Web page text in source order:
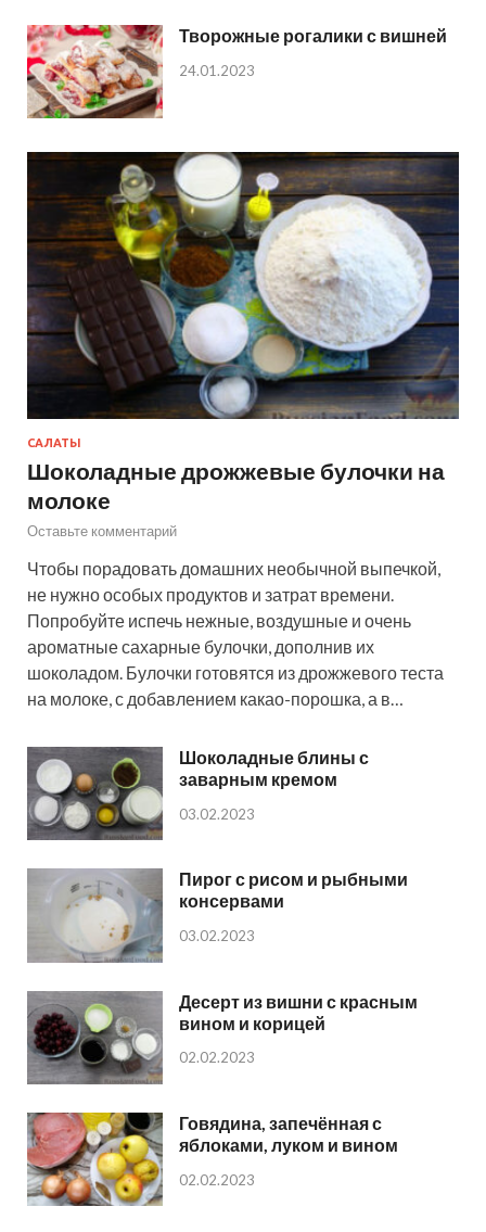
Творожные рогалики с вишней
24.01.2023
САЛАТЫ
Шоколадные дрожжевые булочки на
молоке
Оставьте комментарий
Чтобы порадовать домашних необычной выпечкой,
не нужно особых продуктов и затрат времени.
Попробуйте испечь нежные, воздушные и очень
ароматные сахарные булочки, дополнив их
шоколадом. Булочки готовятся из дрожжевого теста
на молоке, с добавлением какао-порошка, а в…
Шоколадные блины с
заварным кремом
03.02.2023
Пирог с рисом и рыбными
консервами
03.02.2023
Десерт из вишни с красным
вином и корицей
02.02.2023
Говядина, запечённая с
яблоками, луком и вином
02.02.2023